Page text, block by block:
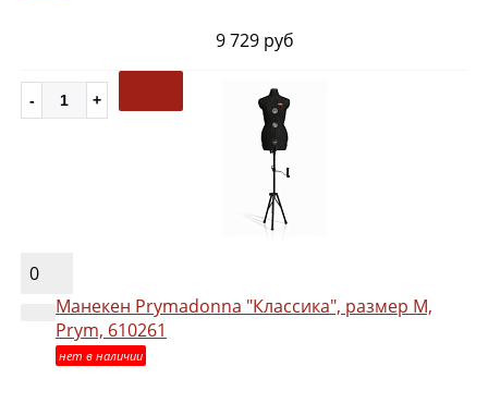
9 729 руб
0
Манекен Prymadonna "Классика", размер M,
Prym, 610261
нет в наличии